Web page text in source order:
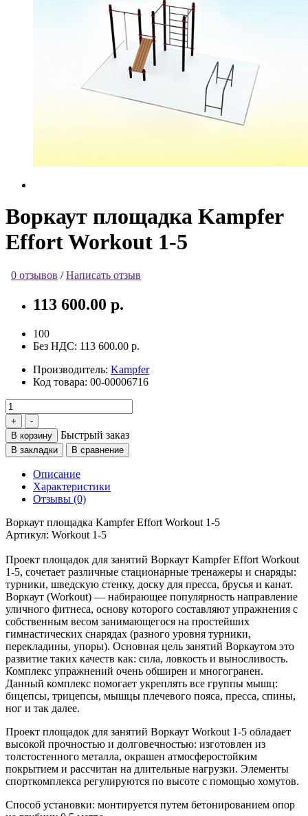
Воркаут площадка Kampfer
Effort Workout 1-5
0 отзывов /Написать отзыв
113 600.00 р.
100
Без НДС: 113 600.00 р.
Производитель: Kampfer
Код товара: 00-00006716
В корзину Быстрый заказ
В закладки В сравнение
Описание
Характеристики
Отзывы (0)
Воркаут площадка Kampfer Effort Workout 1-5
Артикул: Workout 1-5
Проект площадок для занятий Воркаут Kampfer Effort Workout
1-5, сочетает различные стационарные тренажеры и снаряды:
турники, шведскую стенку, доску для пресса, брусья и канат.
Воркаут (Workout) — набирающее популярность направление
уличного фитнеса, основу которого составляют упражнения с
собственным весом занимающегося на простейших
гимнастических снарядах (разного уровня турники,
перекладины, упоры). Основная цель занятий Воркаутом это
развитие таких качеств как: сила, ловкость и выносливость.
Комплекс упражнений очень обширен и многогранен.
Данный комплекс помогает укреплять все группы мышц:
бицепсы, трицепсы, мышцы плечевого пояса, пресса, спины,
ног и так далее.
Проект площадок для занятий Воркаут Workout 1-5 обладает
высокой прочностью и долговечностью: изготовлен из
толстостенного металла, окрашен атмосферостойким
покрытием и рассчитан на длительные нагрузки. Элементы
спорткомплекса регулируются по высоте с помощью хомутов.
Способ установки: монтируется путем бетонированием опор